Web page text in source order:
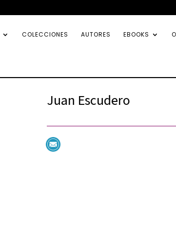
COLECCIONES AUTORES EBOOKS
Juan Escudero